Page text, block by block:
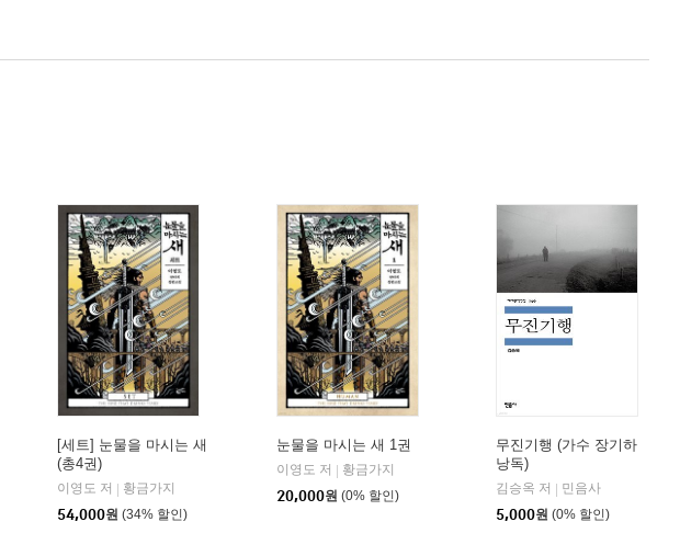
[세트] 눈물을 마시는 새
(총4권)
이영도 저 | 황금가지
54,000원 (34% 할인)
눈물을 마시는 새 1권
이영도 저 | 황금가지
20,000원 (0% 할인)
무진기행 (가수 장기하
낭독)
김승옥 저 | 민음사
5,000원 (0% 할인)